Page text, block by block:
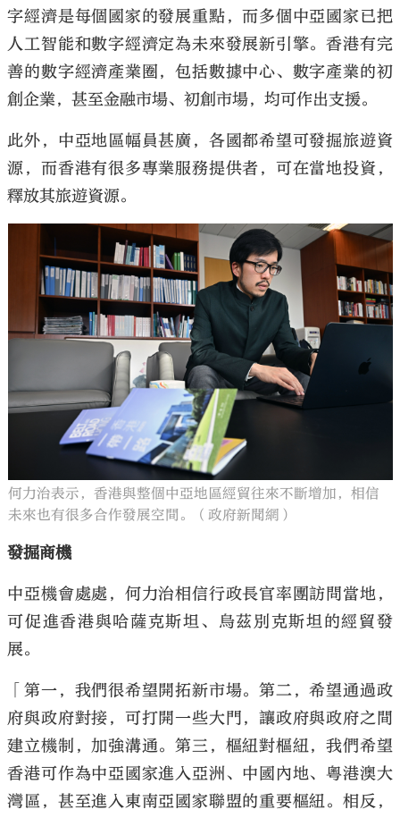
字經濟是每個國家的發展重點，而多個中亞國家已把
人工智能和數字經濟定為未來發展新引擎。香港有完
善的數字經濟產業圈，包括數據中心、數字產業的初
創企業，甚至金融市場、初創市場，均可作出支援。
此外，中亞地區幅員甚廣，各國都希望可發掘旅遊資
源，而香港有很多專業服務提供者，可在當地投資，
釋放其旅遊資源。
何力治表示，香港與整個中亞地區經貿往來不斷增加，相信
未來也有很多合作發展空間。（政府新聞網）
發掘商機
中亞機會處處，何力治相信行政長官率團訪問當地，
可促進香港與哈薩克斯坦、烏茲別克斯坦的經貿發
展。
「第一，我們很希望開拓新市場。第二，希望通過政
府與政府對接，可打開一些大門，讓政府與政府之間
建立機制，加強溝通。第三，樞紐對樞紐，我們希望
香港可作為中亞國家進入亞洲、中國內地、粵港澳大
灣區，甚至進入東南亞國家聯盟的重要樞紐。相反，